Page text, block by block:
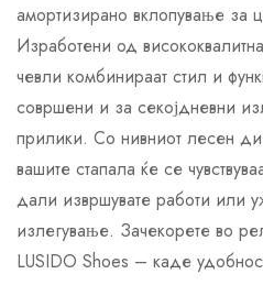
амортизирано вклопување за
Изработени од
чевли комбинираат стил и
совршени и за секојдневни
прилики. Со нивниот лесен
вашите стапала ќе се
дали извршувате работи или
излегување. Зачекорете во
LUSIDO Shoes – каде